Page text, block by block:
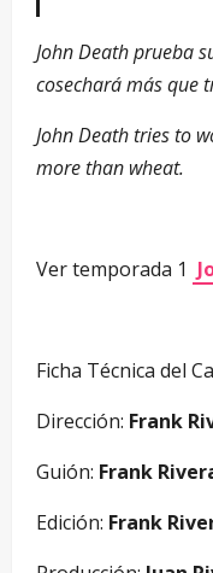
John Death prueba
cosechará más que
John Death tries to
more than wheat.
Ver temporada 1
Ficha Técnica del
Dirección: Frank
Guión: Frank
Edición: Frank